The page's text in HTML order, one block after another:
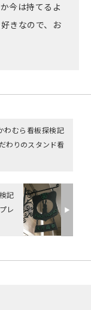
今は持てるよ
きなので、お
わむら看板探検記
わりのスタンド看
記
レ
▶︎